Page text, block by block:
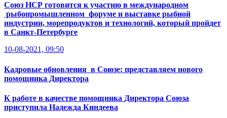
Союз НСР готовится к участию в международном
рыбопромышленном форуме и выставке рыбной
индустрии, морепродуктов и технологий, который пройдет
в Санкт-Петербурге
10-08-2021, 09:50
Кадровые обновления в Союзе: представляем нового
помощника Директора
К работе в качестве помощника Директора Союза
приступила Надежда Киндеева